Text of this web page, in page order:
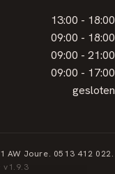
13:00 - 18:00
09:00 - 18:00
09:00 - 21:00
09:00 - 17:00
gesloten
Joure. 0513 412 022.
· v1.9.3